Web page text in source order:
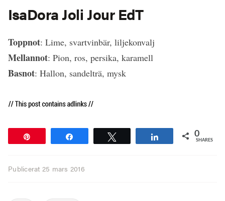
IsaDora Joli Jour EdT
Toppnot: Lime, svartvinbär, liljekonvalj
Mellannot: Pion, ros, persika, karamell
Basnot: Hallon, sandelträ, mysk
Share 0
SHARES
Publicerat 25 mars 2016